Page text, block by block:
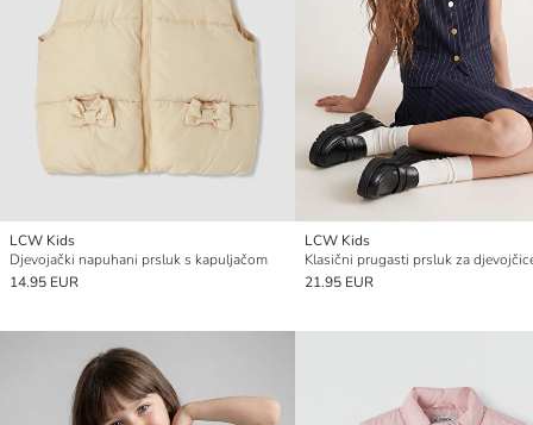
LCW Kids
Djevojački napuhani prsluk s kapuljačom
14.95 EUR
LCW Kids
Klasični prugasti prsluk za
21.95 EUR